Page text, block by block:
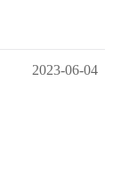
2023-06-04